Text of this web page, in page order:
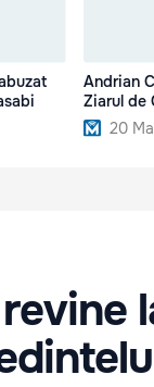
Andrian
Ziarul de
20